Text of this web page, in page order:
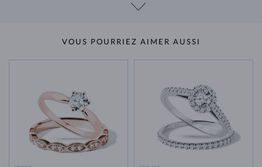
VOUS POURRIEZ AIMER AUSSI